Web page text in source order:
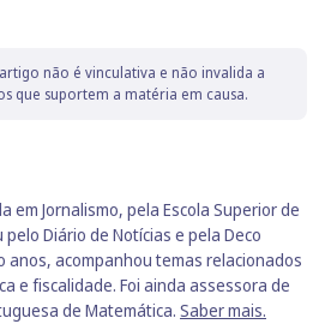
não é vinculativa e não invalida a
que suportem a matéria em causa.
em Jornalismo, pela Escola Superior de
Diário de Notícias e pela Deco
acompanhou temas relacionados
e fiscalidade. Foi ainda assessora de
de Matemática. Saber mais.